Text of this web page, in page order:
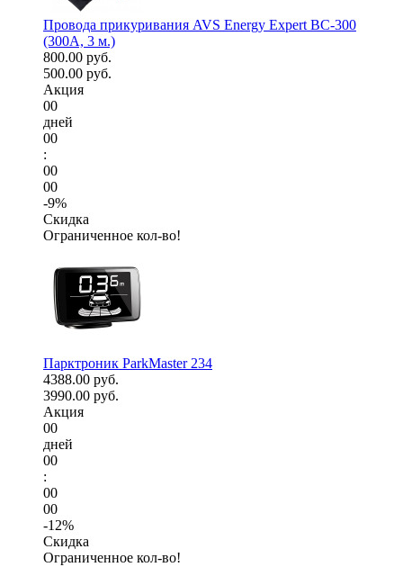
Провода прикуривания AVS Energy Expert BC-300
(300А, 3 м.)
800.00 руб.
500.00 руб.
Акция
00
дней
00
:
00
00
-9%
Скидка
Ограниченное кол-во!
Парктроник ParkMaster 234
4388.00 руб.
3990.00 руб.
Акция
00
дней
00
:
00
00
-12%
Скидка
Ограниченное кол-во!